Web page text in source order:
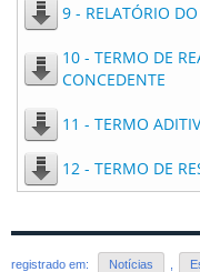
9 - RELATÓRIO DO
10 - TERMO DE
CONCEDENTE
11 - TERMO
12 - TERMO DE
registrado em: Notícias